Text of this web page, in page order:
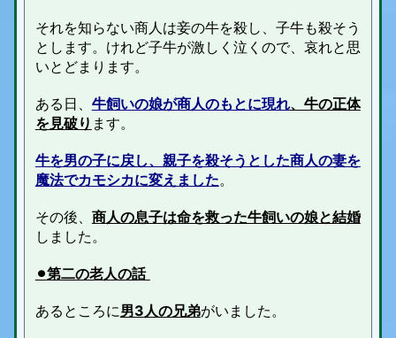
それを知らない商人は妾の牛を殺し、子牛も殺そう
とします。けれど子牛が激しく泣くので、哀れと思
いとどまります。
ある日、 牛飼いの娘が商人のもとに現れ、牛の正体
を見破り ます。
牛を男の子に戻し、親子を殺そうとした商人の妻を
魔法でカモシカに変えました。
その後、 商人の息子は命を救った牛飼いの娘と結婚
しました。
⚫︎第二の老人の話
あるところに男3人の兄弟がいました。